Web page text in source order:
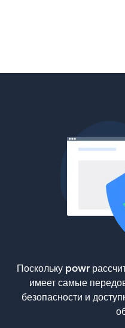
Поскольку powr
имеет самые
безопасности и